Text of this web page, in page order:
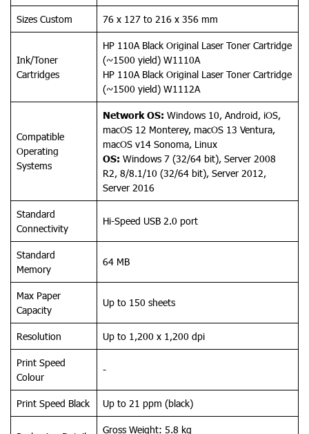
Sizes Custom
76 x 127 to 216 x 356 mm
Ink/Toner
Cartridges
HP 110A Black Original Laser Toner Cartridge
(~1500 yield) W1110A
HP 110A Black Original Laser Toner Cartridge
(~1500 yield) W1112A
Compatible
Operating
Systems
Network OS: Windows 10, Android, iOS,
macOS 12 Monterey, macOS 13 Ventura,
macOS v14 Sonoma, Linux
OS: Windows 7 (32/64 bit), Server 2008
R2, 8/8.1/10 (32/64 bit), Server 2012,
Server 2016
Standard
Connectivity
Hi-Speed USB 2.0 port
Standard
Memory
64 MB
Max Paper
Capacity
Up to 150 sheets
Resolution
Up to 1,200 x 1,200 dpi
Print Speed
Colour
-
Print Speed Black Up to 21 ppm (black)
Gross Weight: 5.8 kg